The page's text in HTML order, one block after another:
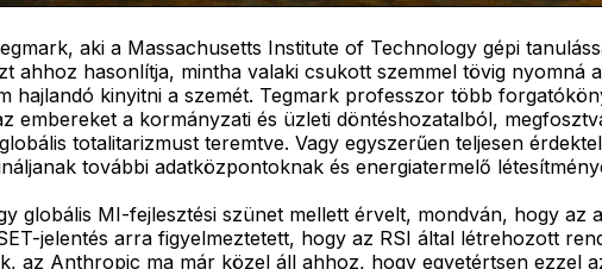
aki a Massachusetts Institute of Technology gépi
ahhoz hasonlítja, mintha valaki csukott szemmel tövig
hajlandó kinyitni a szemét. Tegmark professzor több
embereket a kormányzati és üzleti döntéshozatalból,
totalitarizmust teremtve. Vagy egyszerűen teljesen
további adatközpontoknak és energiatermelő
globális MI-fejlesztési szünet mellett érvelt, mondván, hogy
jelentés arra figyelmeztetett, hogy az RSI által létrehozott
az Anthropic ma már közel áll ahhoz, hogy egyetértsen ezzel